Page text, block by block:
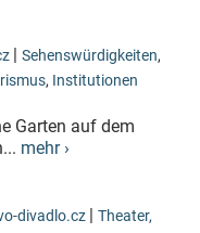
| Sehenswürdigkeiten,
, Institutionen
Garten auf dem
mehr ›
divadlo.cz | Theater,